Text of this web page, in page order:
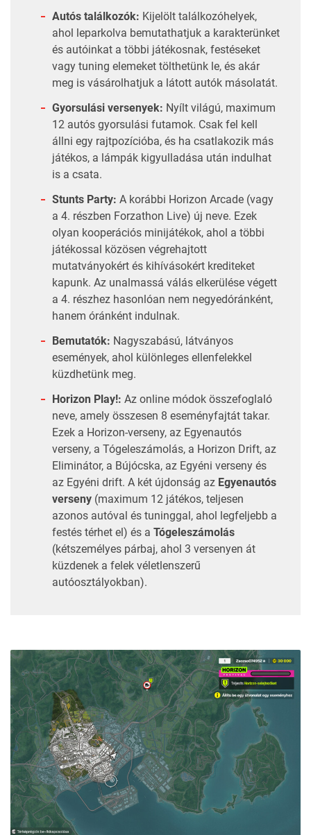
Autós találkozók: Kijelölt találkozóhelyek,
ahol leparkolva bemutathatjuk a karakterünket
és autóinkat a többi játékosnak, festéseket
vagy tuning elemeket tölthetünk le, és akár
meg is vásárolhatjuk a látott autók másolatát.
Gyorsulási versenyek: Nyílt világú, maximum
12 autós gyorsulási futamok. Csak fel kell
állni egy rajtpozícióba, és ha csatlakozik más
játékos, a lámpák kigyulladása után indulhat
is a csata.
Stunts Party: A korábbi Horizon Arcade (vagy
a 4. részben Forzathon Live) új neve. Ezek
olyan kooperációs minijátékok, ahol a többi
játékossal közösen végrehajtott
mutatványokért és kihívásokért krediteket
kapunk. Az unalmassá válás elkerülése végett
a 4. részhez hasonlóan nem negyedóránként,
hanem óránként indulnak.
Bemutatók: Nagyszabású, látványos
események, ahol különleges ellenfelekkel
küzdhetünk meg.
Horizon Play!: Az online módok összefoglaló
neve, amely összesen 8 eseményfajtát takar.
Ezek a Horizon-verseny, az Egyenautós
verseny, a Tógeleszámolás, a Horizon Drift, az
Eliminátor, a Bújócska, az Egyéni verseny és
az Egyéni drift. A két újdonság az Egyenautós
verseny (maximum 12 játékos, teljesen
azonos autóval és tuninggal, ahol legfeljebb a
festés térhet el) és a Tógeleszámolás
(kétszemélyes párbaj, ahol 3 versenyen át
küzdenek a felek véletlenszerű
autóosztályokban).